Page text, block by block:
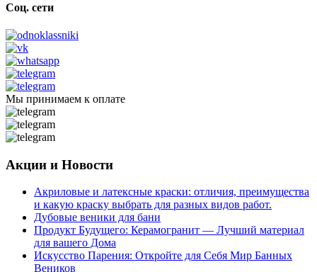
Соц. сети
Мы принимаем к оплате
Акции и Новости
Акриловые и латексные краски: отличия, преимущества
и какую краску выбрать для разных видов работ.
Дубовые веники для бани
Продукт Будущего: Керамогранит — Лучший материал
для вашего Дома
Искусство Парения: Откройте для Себя Мир Банных
Веников